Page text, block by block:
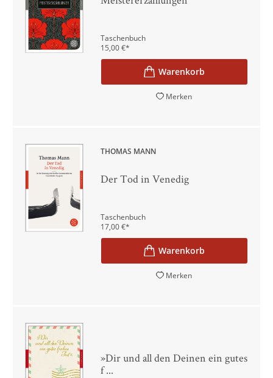
Taschenbuch
15,00€*
Merken
THOMAS MANN
Der Tod in Venedig
Taschenbuch
17,00€*
Merken
»Dir und all den Deinen ein gutes
f ...